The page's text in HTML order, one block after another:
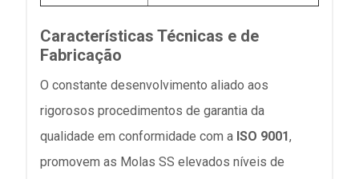
Características Técnicas e de
Fabricação
O constante desenvolvimento aliado aos
rigorosos procedimentos de garantia da
qualidade em conformidade com a ISO 9001,
promovem as Molas SS elevados níveis de